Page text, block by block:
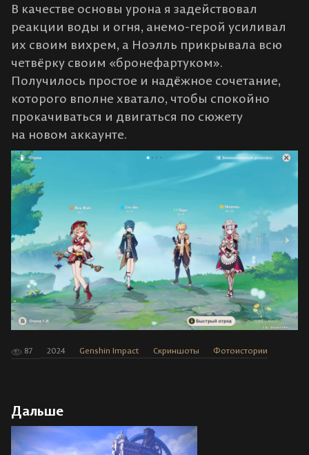
В качестве основы урона я задействовал
реакции воды и огня, анемо-герой усиливал
их своим вихрем, а Ноэлль прикрывала всю
четвёрку своим «бронефартуком».
Получилось простое и надёжное сочетание,
которого вполне хватало, чтобы спокойно
прокачиваться и двигаться по сюжету
на новом аккаунте.
87 2024 Genshin Impact Скриншоты Фотоистории
Дальше